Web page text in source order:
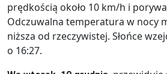
prędkością około 10 km/h i
Odczuwalna temperatura w nocy
niższa od rzeczywistej. Słońce
o 16:27.